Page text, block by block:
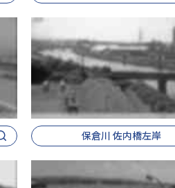
保倉川 佐内橋左岸